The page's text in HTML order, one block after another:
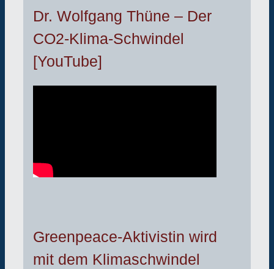
Dr. Wolfgang Thüne – Der
CO2-Klima-Schwindel
[YouTube]
Greenpeace-Aktivistin wird
mit dem Klimaschwindel